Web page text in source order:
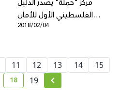
مركز "حملة" يصدر الدليل
الفلسطيني الأول للأمان
الرقمي
2018/02/04
11 12 13 14
15
current page number
18 19